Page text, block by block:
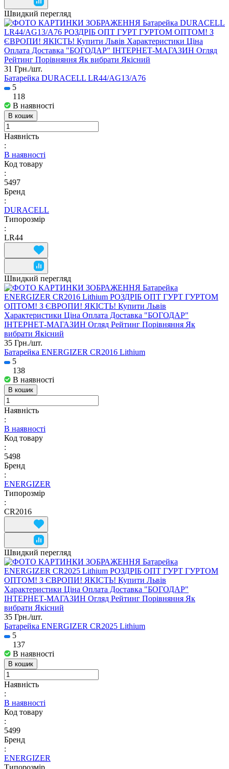
Швидкий перегляд
31 Грн./шт.
Батарейка DURACELL LR44/AG13/A76
5
118
В наявності
В кошик
Наявність
:
В наявності
Код товару
:
5497
Бренд
:
DURACELL
Типорозмір
:
LR44
Швидкий перегляд
35 Грн./шт.
Батарейка ENERGIZER CR2016 Lithium
5
138
В наявності
В кошик
Наявність
:
В наявності
Код товару
:
5498
Бренд
:
ENERGIZER
Типорозмір
:
CR2016
Швидкий перегляд
35 Грн./шт.
Батарейка ENERGIZER CR2025 Lithium
5
137
В наявності
В кошик
Наявність
:
В наявності
Код товару
:
5499
Бренд
:
ENERGIZER
Типорозмір